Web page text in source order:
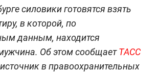
силовики готовятся взять
в которой, по
данным, находится
Об этом сообщаетТАСС
в правоохранительных